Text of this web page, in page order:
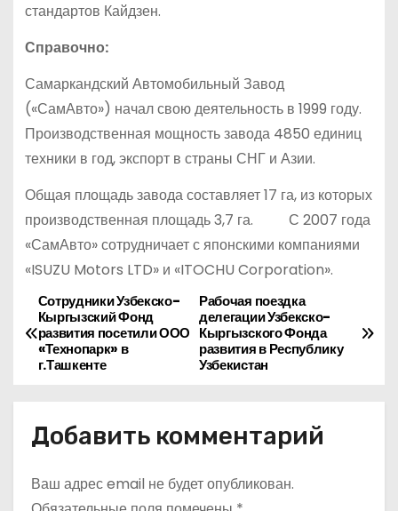
стандартов Кайдзен.
Справочно:
Самаркандский Автомобильный Завод
(«СамАвто») начал свою деятельность в 1999 году.
Производственная мощность завода 4850 единиц
техники в год, экспорт в страны СНГ и Азии.
Общая площадь завода составляет 17 га, из которых
производственная площадь 3,7 га. С 2007 года
«СамАвто» сотрудничает с японскими компаниями
«ISUZU Motors LTD» и «ITOCHU Corporation».
Н
а
и
а
Рабочая поездка
делегации Узбекско-
Кыргызского Фонда
развития в Республику
Узбекистан
Сотрудники Узбекско-
Кыргызский Фонд
развития посетили ООО
«Технопарк» в
г.Ташкенте
Добавить комментарий
Ваш адрес email не будет опубликован.